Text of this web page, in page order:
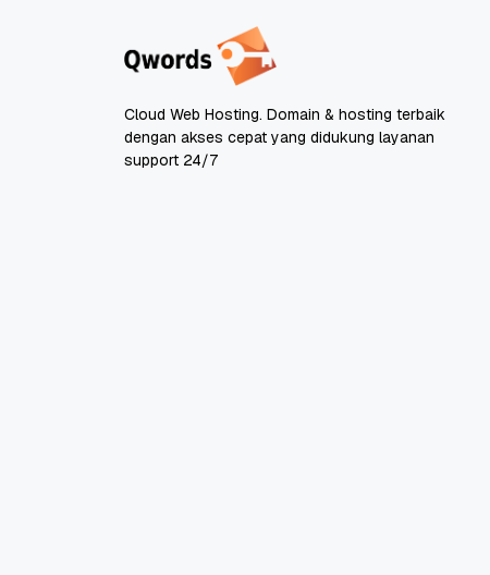
Cloud Web Hosting. Domain & hosting terbaik
dengan akses cepat yang didukung layanan
support 24/7